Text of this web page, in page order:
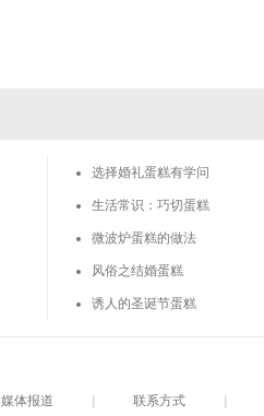
选择婚礼蛋糕有学问
生活常识：巧切蛋糕
微波炉蛋糕的做法
风俗之结婚蛋糕
诱人的圣诞节蛋糕
媒体报道 联系方式